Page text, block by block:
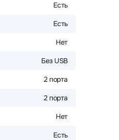
Есть
Есть
Нет
Без USB
2 порта
2 порта
Нет
Есть